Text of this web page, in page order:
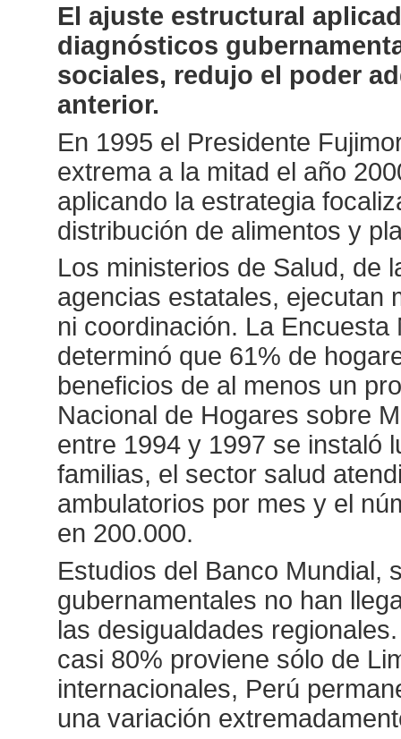
El ajuste estructural
diagnósticos
sociales, redujo el poder
anterior.
En 1995 el Presidente
extrema a la mitad el año
aplicando la estrategia
distribución de alimentos y
Los ministerios de Salud, de
agencias estatales, ejecutan
ni coordinación. La
determinó que 61% de
beneficios de al menos un
Nacional de Hogares sobre
entre 1994 y 1997 se instaló
familias, el sector salud
ambulatorios por mes y el
en 200.000.
Estudios del Banco Mundial,
gubernamentales no han
las desigualdades
casi 80% proviene sólo de
internacionales, Perú
una variación